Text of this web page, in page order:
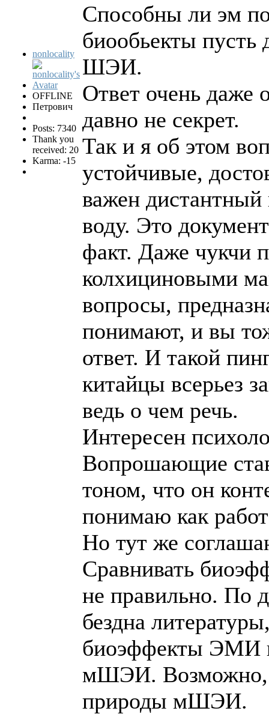
nonlocality
OFFLINE
Петрович
Posts: 7340
Thank you
received: 20
Karma: -15
Способны ли эм
биообьекты
ШЭИ.
Ответ очень даже
давно не секрет.
Так и я об этом
устойчивые,
важен
воду. Это
факт. Даже чукчи
колхициновыми
вопросы,
понимают, и вы
ответ. И такой
китайцы всерьез
ведь о чем речь.
Интересен
Вопрошающие
тоном, что он
понимаю как
Но тут же
Сравнивать
не правильно. По
бездна
биоэффекты ЭМИ
мШЭИ. Возможно,
природы мШЭИ.